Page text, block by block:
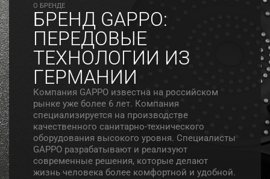
O БРЕНДЕ
БРЕНД GAPPO:
ПЕРЕДОВЫЕ
ТЕХНОЛОГИИ ИЗ
ГЕРМАНИИ
Компания GAPPO известна на российском
рынке уже более 6 лет. Компания
специализируется на производстве
качественного санитарно-технического
оборудования высокого уровня. Специалисты
GAPPO разрабатывают и реализуют
современные решения, которые делают
жизнь человека более комфортной и удобной.